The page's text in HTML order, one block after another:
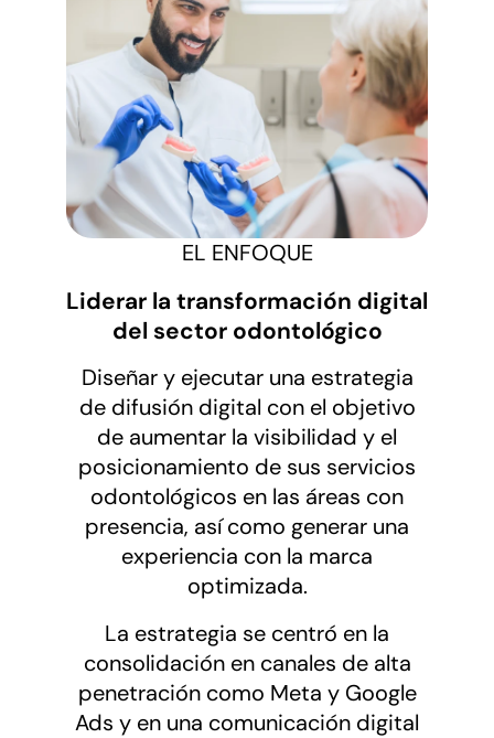
EL ENFOQUE
Liderar la transformación digital
del sector odontológico
Diseñar y ejecutar una estrategia
de difusión digital con el objetivo
de aumentar la visibilidad y el
posicionamiento de sus servicios
odontológicos en las áreas con
presencia, así como generar una
experiencia con la marca
optimizada.
La estrategia se centró en la
consolidación en canales de alta
penetración como Meta y Google
Ads y en una comunicación digital